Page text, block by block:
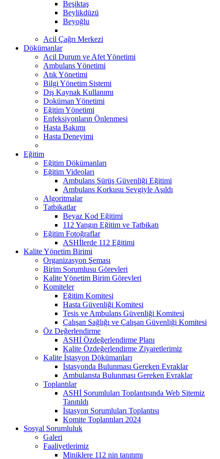
Beşiktaş
Beylikdüzü
Beyoğlu
Acil Çağrı Merkezi
Dökümanlar
Acil Durum ve Afet Yönetimi
Ambulans Yönetimi
Atık Yönetimi
Bilgi Yönetim Sistemi
Dış Kaynak Kullanımı
Doküman Yönetimi
Eğitim Yönetimi
Enfeksiyonların Önlenmesi
Hasta Bakımı
Hasta Deneyimi
Eğitim
Eğitim Dökümanları
Eğitim Videoları
Ambulans Sürüş Güvenliği Eğitimi
Ambulans Korkusu Sevgiyle Aşıldı
Algoritmalar
Tatbikatlar
Beyaz Kod Eğitimi
112 Yangın Eğitim ve Tatbikatı
Eğitim Fotoğraflar
ASHİlerde 112 Eğitimi
Kalite Yönetim Birimi
Organizasyon Şeması
Birim Sorumlusu Görevleri
Kalite Yönetim Birim Görevleri
Komiteler
Eğitim Komitesi
Hasta Güvenliği Komitesi
Tesis ve Ambulans Güvenliği Komitesi
Çalışan Sağlığı ve Çalışan Güvenliği Komitesi
Öz Değerlendirme
ASHİ Özdeğerlendirme Planı
Kalite Özdeğerlendirme Ziyaretlerimiz
Kalite İstasyon Dökümanları
İstasyonda Bulunması Gereken Evraklar
Ambulansta Bulunması Gereken Evraklar
Toplantılar
ASHİ Sorumluları Toplantısında Web Sitemiz
Tanıtıldı
İstasyon Sorumluları Toplantısı
Komite Toplantıları 2024
Sosyal Sorumluluk
Galeri
Faaliyetlerimiz
Miniklere 112 nin tanıtımı